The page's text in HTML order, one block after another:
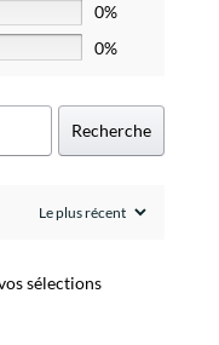
0%
0%
Recherche
sélections